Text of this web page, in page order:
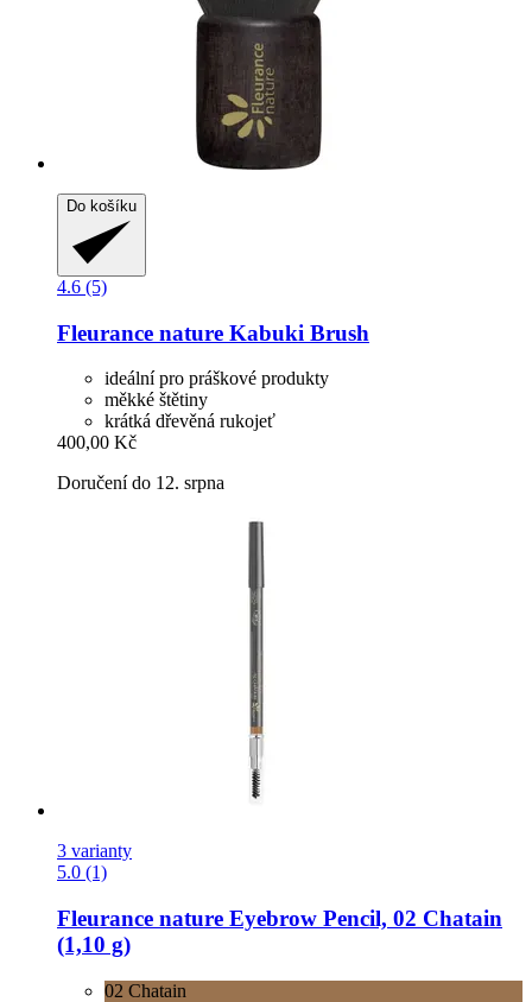
Do košíku
4.6 (5)
Fleurance nature Kabuki Brush
ideální pro práškové produkty
měkké štětiny
krátká dřevěná rukojeť
400,00 Kč
Doručení do 12. srpna
3 varianty
5.0 (1)
Fleurance nature Eyebrow Pencil, 02 Chatain
(1,10 g)
02 Chatain